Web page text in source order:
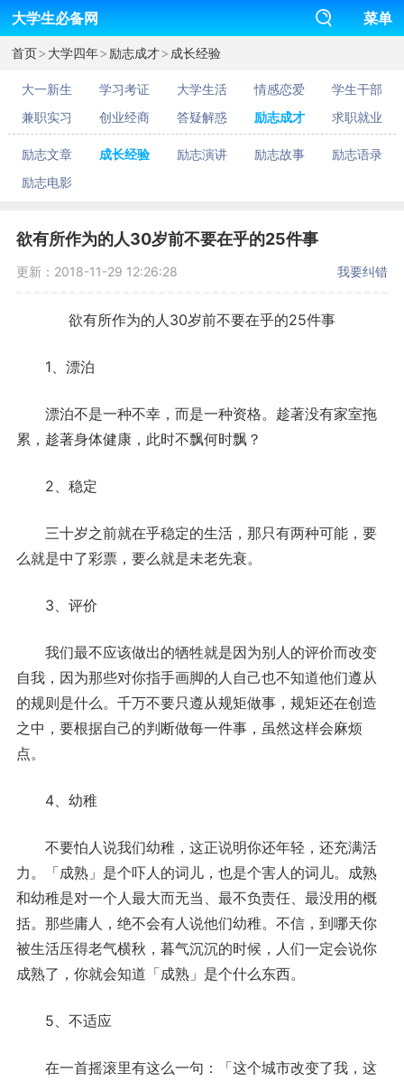
大学生必备网 菜单
首页>大学四年>励志成才>成长经验
大一新生 学习考证 大学生活 情感恋爱
学生干部
兼职实习
创业经商 答疑解惑 励志成才 求职就业
励志文章 成长经验 励志演讲 励志故事
励志语录
励志电影
欲有所作为的人30岁前不要在乎的25件事
更新：2018-11-29 12:26:28 我要纠错
欲有所作为的人30岁前不要在乎的25件事
1、漂泊
漂泊不是一种不幸，而是一种资格。趁著没有家室拖
累，趁著身体健康，此时不飘何时飘？
2、稳定
三十岁之前就在乎稳定的生活，那只有两种可能，要
么就是中了彩票，要么就是未老先衰。
3、评价
我们最不应该做出的牺牲就是因为别人的评价而改变
自我，因为那些对你指手画脚的人自己也不知道他们遵从
的规则是什么。千万不要只遵从规矩做事，规矩还在创造
之中，要根据自己的判断做每一件事，虽然这样会麻烦
点。
4、幼稚
不要怕人说我们幼稚，这正说明你还年轻，还充满活
力。「成熟」是个吓人的词儿，也是个害人的词儿。成熟
和幼稚是对一个人最大而无当、最不负责任、最没用的概
括。那些庸人，绝不会有人说他们幼稚。不信，到哪天你
被生活压得老气横秋，暮气沉沉的时候，人们一定会说你
成熟了，你就会知道「成熟」是个什么东西。
5、不适应
在一首摇滚里有这么一句：「这个城市改变了我，这